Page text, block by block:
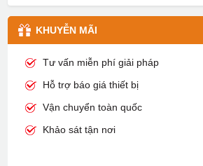
KHUYỄN MÃI
Tư vấn miễn phí giải pháp
Hỗ trợ báo giá thiết bị
Vận chuyển toàn quốc
Khảo sát tận nơi